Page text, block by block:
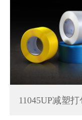
11045UP减塑